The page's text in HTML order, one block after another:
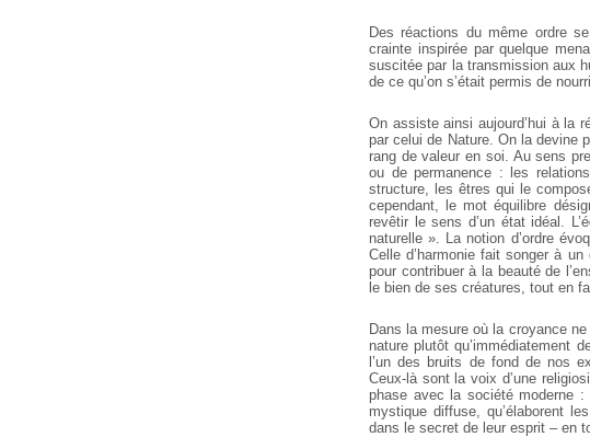
Des réactions du même ordre
crainte inspirée par quelque
suscitée par la transmission aux
de ce qu’on s’était permis de
On assiste ainsi aujourd’hui à la
par celui de Nature. On la devine
rang de valeur en soi. Au sens
ou de permanence : les
structure, les êtres qui le
cependant, le mot équilibre
revêtir le sens d’un état idéal.
naturelle ». La notion d’ordre
Celle d’harmonie fait songer à
pour contribuer à la beauté de
le bien de ses créatures, tout en
Dans la mesure où la croyance
nature plutôt qu’immédiatement
l’un des bruits de fond de nos
Ceux-là sont la voix d’une
phase avec la société moderne
mystique diffuse, qu’élaborent
dans le secret de leur esprit – en